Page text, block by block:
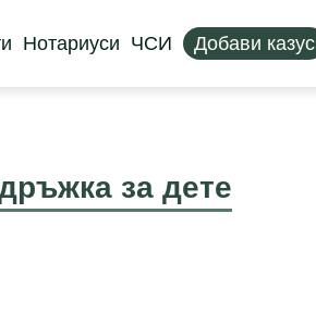
Нотариуси ЧСИ Добави казус
за дете